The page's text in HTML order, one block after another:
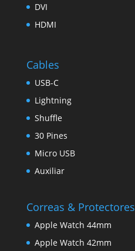
DVI
HDMI
Cables
USB-C
Lightning
Shuffle
30 Pines
Micro USB
Auxiliar
Correas & Protectores
Apple Watch 44mm
Apple Watch 42mm